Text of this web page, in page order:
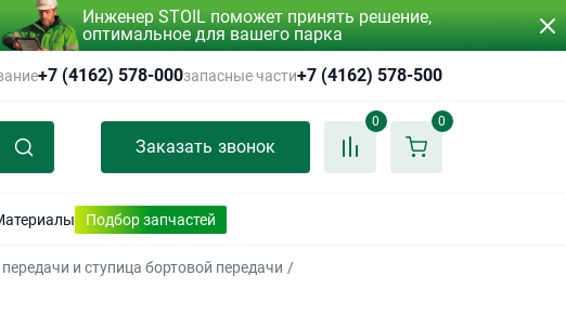
Инженер STOIL поможет принять решение,
оптимальное для вашего парка
+7 (4162) 578-000запасные части+7 (4162) 578-500
Заказать звонок
0 0
Подбор запчастей
и ступица бортовой передачи /